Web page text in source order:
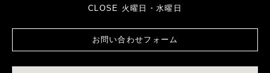
CLOSE 火曜日・水曜日
お問い合わせフォーム